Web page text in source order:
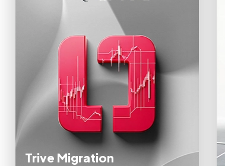
Trive Migration